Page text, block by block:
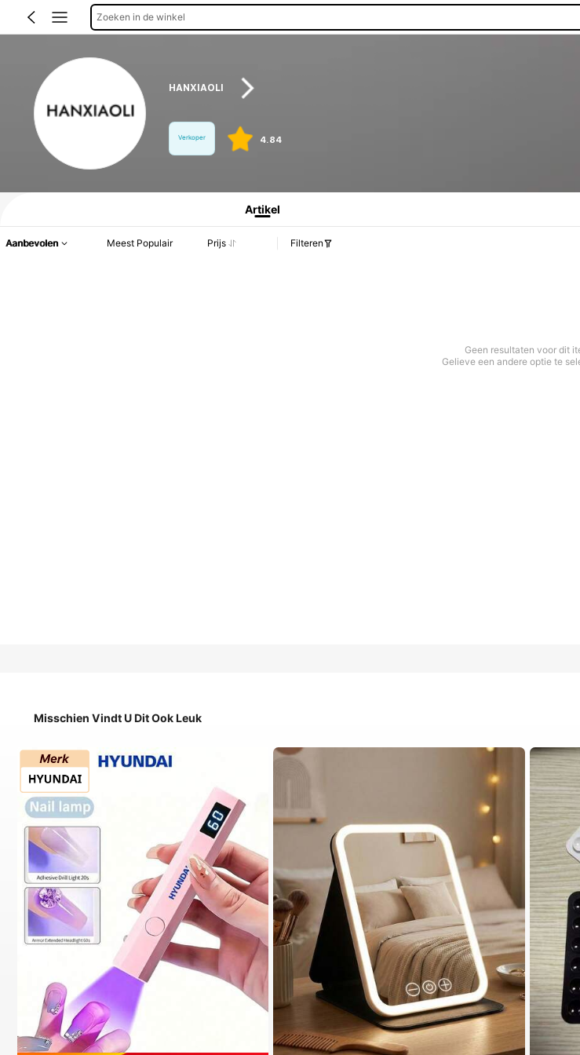
Zoeken in de winkel
HANXIAOLI
Verkoper 4.84
Productinformatie: Prijsopenbaring, Verkoop- en Voorraadgegevens.
Artikel
Aanbevolen Meest Populair Prijs Filteren
Geen resultaten voor dit
Gelieve een andere optie te
Misschien Vindt U Dit Ook Leuk